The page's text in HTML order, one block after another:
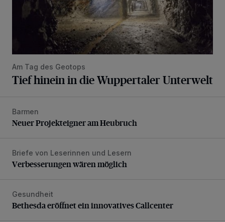
Am Tag des Geotops
Tief hinein in die Wuppertaler Unterwelt
Neuer Projekteigner am Heubruch
Barmen
Neuer Projekteigner am Heubruch
Verbesserungen wären möglich
Briefe von Leserinnen und Lesern
Verbesserungen wären möglich
Bethesda eröffnet ein innovatives Callcenter
Gesundheit
Bethesda eröffnet ein innovatives Callcenter